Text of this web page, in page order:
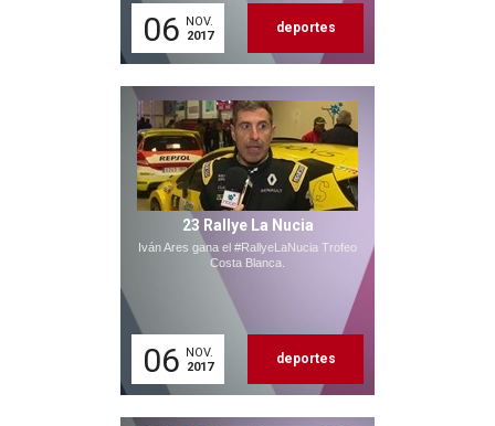
06 NOV.
2017
deportes
23 Rallye La Nucia
Iván Ares gana el #RallyeLaNucia Trofeo
Costa Blanca.
06 NOV.
2017
deportes